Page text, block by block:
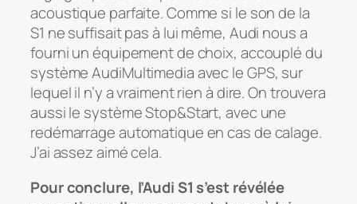
acoustique parfaite. Comme si le son de la
S1 ne suffisait pas à lui même, Audi nous a
fourni un équipement de choix, accouplé du
système AudiMultimedia avec le GPS, sur
lequel il n’y a vraiment rien à dire. On trouvera
aussi le système Stop&Start, avec une
redémarrage automatique en cas de calage.
J’ai assez aimé cela.
Pour conclure, l’Audi S1 s’est révélée